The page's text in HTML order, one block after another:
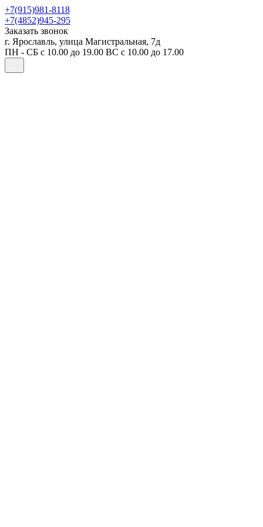
+7(915)981-8118
+7(4852)945-295
Заказать звонок
г. Ярославль, улица Магистральная, 7д
ПН - СБ с 10.00 до 19.00 ВС с 10.00 до 17.00